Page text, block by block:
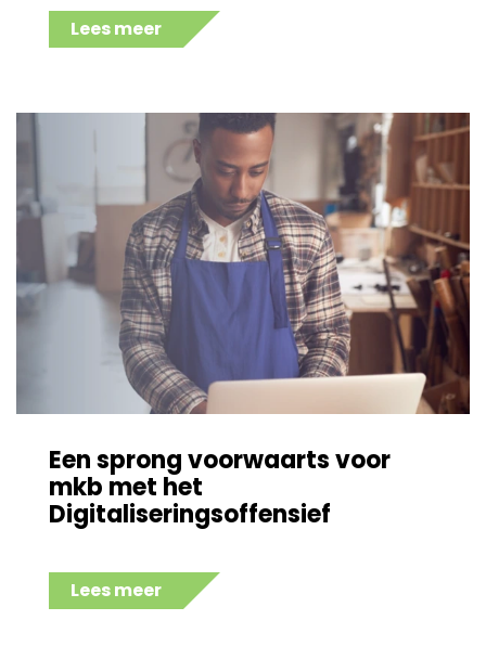
Lees meer
Een sprong voorwaarts voor
mkb met het
Digitaliseringsoffensief
Lees meer